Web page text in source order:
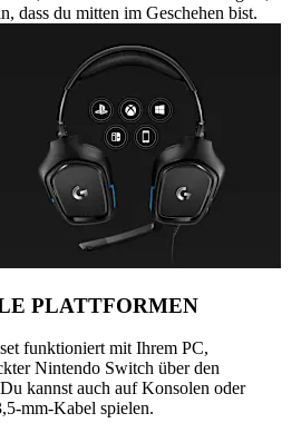
dass du mitten im Geschehen bist.
PLATTFORMEN
funktioniert mit Ihrem PC,
Nintendo Switch über den
kannst auch auf Konsolen oder
mm-Kabel spielen.